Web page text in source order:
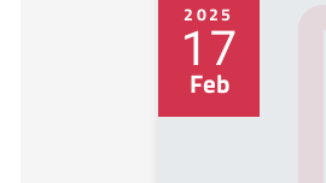
2025
17
Feb